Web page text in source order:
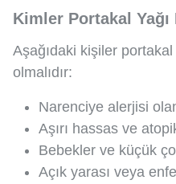
Kimler Portakal
Aşağıdaki kişiler
olmalıdır:
Narenciye alerjisi
Aşırı hassas ve
Bebekler ve küçük
Açık yarası veya